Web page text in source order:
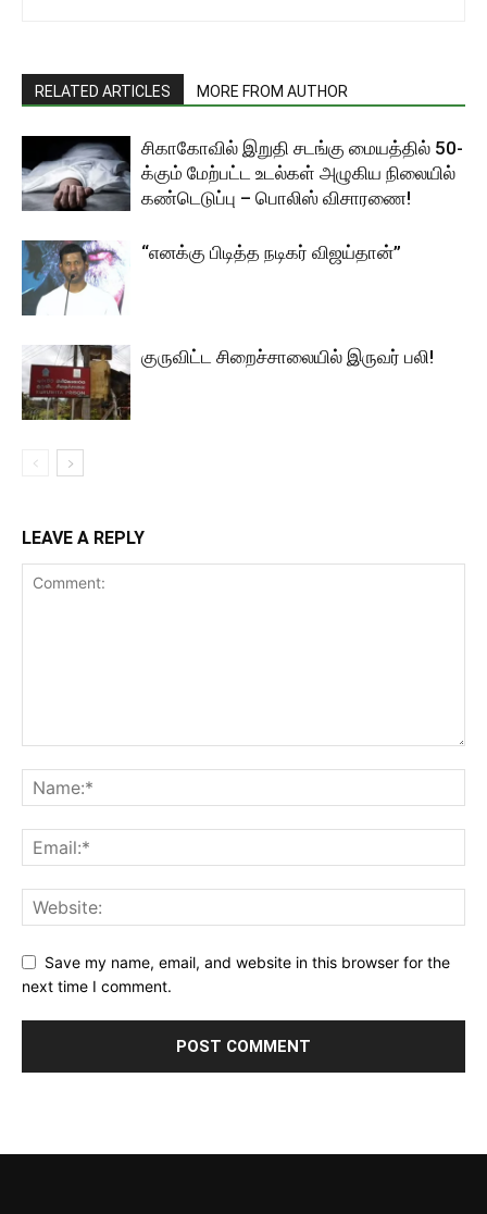
RELATED ARTICLES MORE FROM AUTHOR
சிகாகோவில் இறுதி சடங்கு மையத்தில் 50-
க்கும் மேற்பட்ட உடல்கள் அழுகிய நிலையில்
கண்டெடுப்பு – பொலிஸ் விசாரணை!
“எனக்கு பிடித்த நடிகர் விஜய்தான்”
குருவிட்ட சிறைச்சாலையில் இருவர் பலி!
LEAVE A REPLY
Save my name, email, and website in this browser for the
next time I comment.